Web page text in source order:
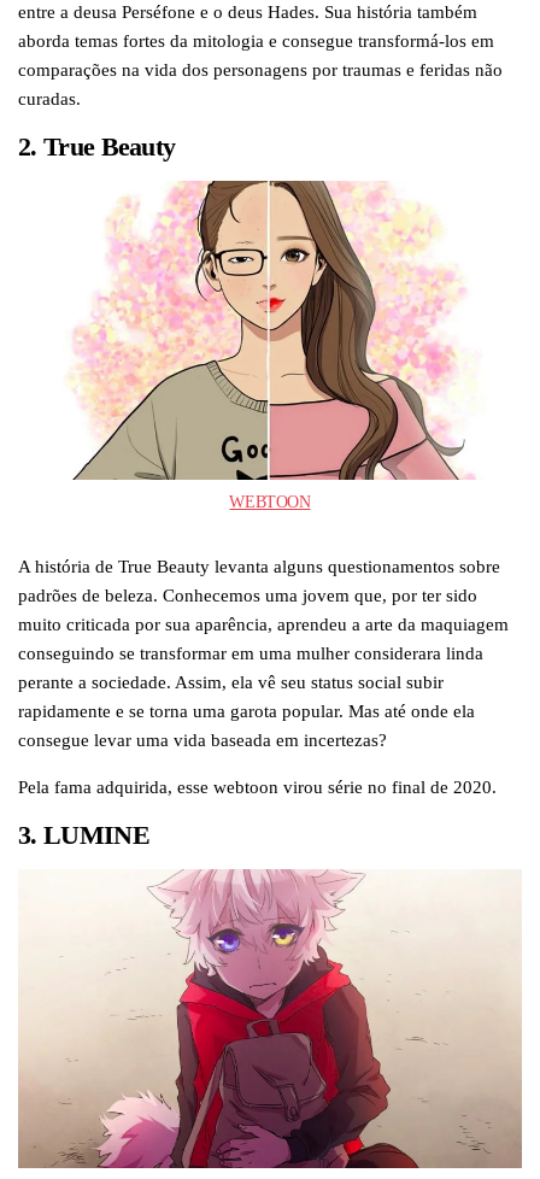
entre a deusa Perséfone e o deus Hades. Sua história também
aborda temas fortes da mitologia e consegue transformá-los em
comparações na vida dos personagens por traumas e feridas não
curadas.
2. True Beauty
WEBTOON
A história de True Beauty levanta alguns questionamentos sobre
padrões de beleza. Conhecemos uma jovem que, por ter sido
muito criticada por sua aparência, aprendeu a arte da maquiagem
conseguindo se transformar em uma mulher considerara linda
perante a sociedade. Assim, ela vê seu status social subir
rapidamente e se torna uma garota popular. Mas até onde ela
consegue levar uma vida baseada em incertezas?
Pela fama adquirida, esse webtoon virou série no final de 2020.
3. LUMINE